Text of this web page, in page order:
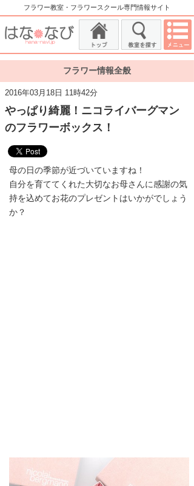
フラワー教室・フラワースクール専門情報サイト
フラワー情報全般
2016年03月18日 11時42分
やっぱり綺麗！ニコライバーグマン
のフラワーボックス！
母の日の季節が近づいていますね！
自分を育ててくれた大切なお母さんに感謝の気
持を込めてお花のプレゼントはいかがでしょう
か？